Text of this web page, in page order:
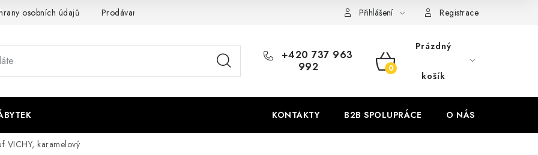
osobních údajů Prodávané značky Přihlášení Registrace
+420 737 963
992
NÁKUPNÍ
KOŠÍK
Prázdný
košík
KONTAKTY B2B SPOLUPRÁCE O NÁS
VICHY, karamelový